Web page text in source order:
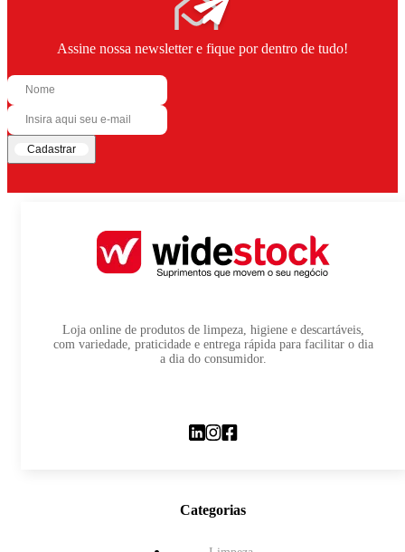
Assine nossa newsletter e fique por dentro de tudo!
Cadastrar
Loja online de produtos de limpeza, higiene e descartáveis,
com variedade, praticidade e entrega rápida para facilitar o dia
a dia do consumidor.
Categorias